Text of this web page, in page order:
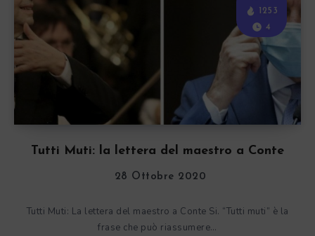
Tutti Muti: la lettera del maestro a Conte
1253
4
28 Ottobre 2020
Tutti Muti: La lettera del maestro a Conte Si. “Tutti muti” è la
frase che può riassumere…